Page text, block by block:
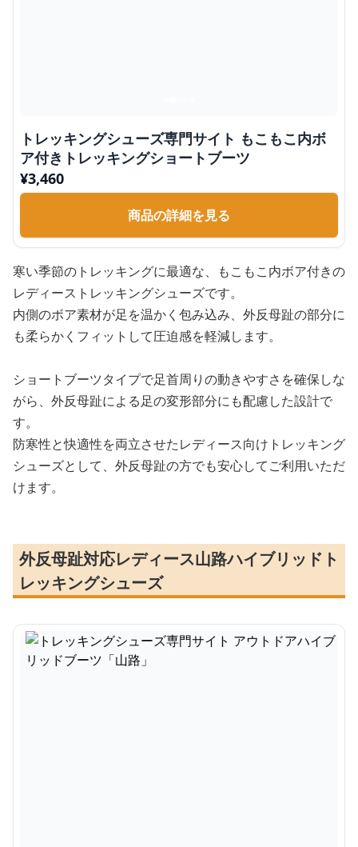
トレッキングシューズ専門サイト もこもこ内ボ
ア付きトレッキングショートブーツ
¥3,460
商品の詳細を見る
寒い季節のトレッキングに最適な、もこもこ内ボア付きの
レディーストレッキングシューズです。
内側のボア素材が足を温かく包み込み、外反母趾の部分に
も柔らかくフィットして圧迫感を軽減します。
ショートブーツタイプで足首周りの動きやすさを確保しな
がら、外反母趾による足の変形部分にも配慮した設計で
す。
防寒性と快適性を両立させたレディース向けトレッキング
シューズとして、外反母趾の方でも安心してご利用いただ
けます。
外反母趾対応レディース山路ハイブリッドト
レッキングシューズ